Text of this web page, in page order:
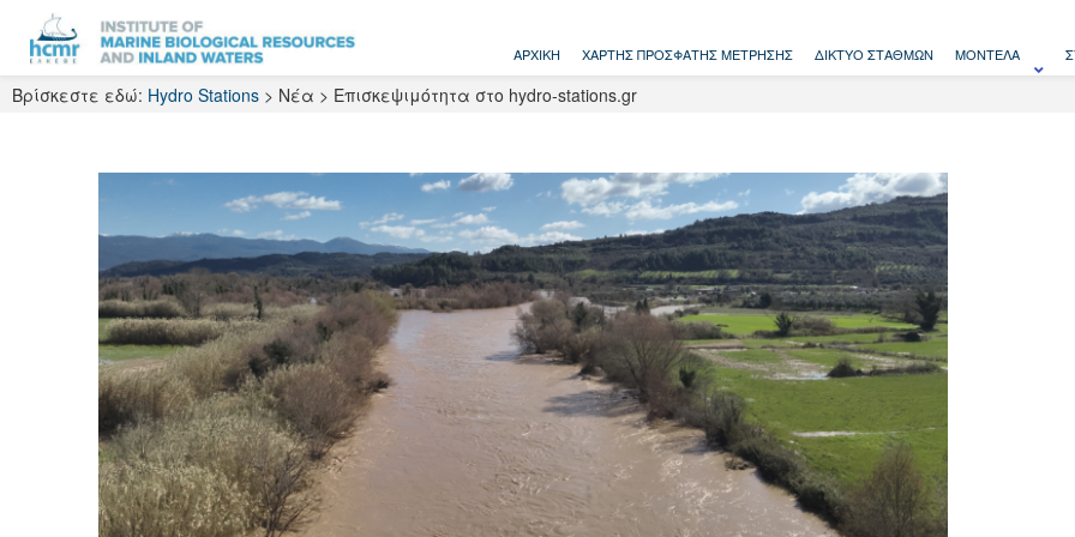
content
ΑΡΧΙΚΉ ΧΆΡΤΗΣ ΠΡΌΣΦΑΤΗΣ ΜΈΤΡΗΣΗΣ ΔΊΚΤΥΟ ΣΤΑΘΜΏΝ ΜΟΝΤΈΛΑ
Βρίσκεστε εδώ: Hydro Stations > Νέα > Επισκεψιμότητα στο hydro-stations.gr